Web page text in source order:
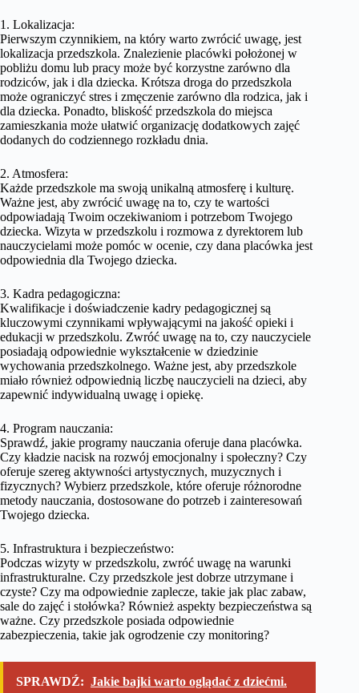
1. Lokalizacja:
Pierwszym czynnikiem, na który warto zwrócić uwagę, jest
lokalizacja przedszkola. Znalezienie placówki położonej w
pobliżu domu lub pracy może być korzystne zarówno dla
rodziców, jak i dla dziecka. Krótsza droga do przedszkola
może ograniczyć stres i zmęczenie zarówno dla rodzica, jak i
dla dziecka. Ponadto, bliskość przedszkola do miejsca
zamieszkania może ułatwić organizację dodatkowych zajęć
dodanych do codziennego rozkładu dnia.
2. Atmosfera:
Każde przedszkole ma swoją unikalną atmosferę i kulturę.
Ważne jest, aby zwrócić uwagę na to, czy te wartości
odpowiadają Twoim oczekiwaniom i potrzebom Twojego
dziecka. Wizyta w przedszkolu i rozmowa z dyrektorem lub
nauczycielami może pomóc w ocenie, czy dana placówka jest
odpowiednia dla Twojego dziecka.
3. Kadra pedagogiczna:
Kwalifikacje i doświadczenie kadry pedagogicznej są
kluczowymi czynnikami wpływającymi na jakość opieki i
edukacji w przedszkolu. Zwróć uwagę na to, czy nauczyciele
posiadają odpowiednie wykształcenie w dziedzinie
wychowania przedszkolnego. Ważne jest, aby przedszkole
miało również odpowiednią liczbę nauczycieli na dzieci, aby
zapewnić indywidualną uwagę i opiekę.
4. Program nauczania:
Sprawdź, jakie programy nauczania oferuje dana placówka.
Czy kładzie nacisk na rozwój emocjonalny i społeczny? Czy
oferuje szereg aktywności artystycznych, muzycznych i
fizycznych? Wybierz przedszkole, które oferuje różnorodne
metody nauczania, dostosowane do potrzeb i zainteresowań
Twojego dziecka.
5. Infrastruktura i bezpieczeństwo:
Podczas wizyty w przedszkolu, zwróć uwagę na warunki
infrastrukturalne. Czy przedszkole jest dobrze utrzymane i
czyste? Czy ma odpowiednie zaplecze, takie jak plac zabaw,
sale do zajęć i stołówka? Również aspekty bezpieczeństwa są
ważne. Czy przedszkole posiada odpowiednie
zabezpieczenia, takie jak ogrodzenie czy monitoring?
SPRAWDŹ: Jakie bajki warto oglądać z dziećmi.